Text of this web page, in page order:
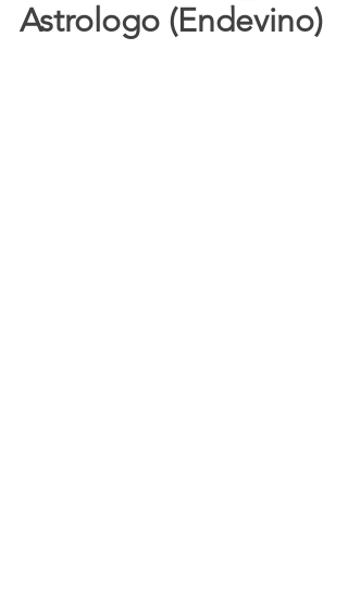
Astrologo (Endevino)